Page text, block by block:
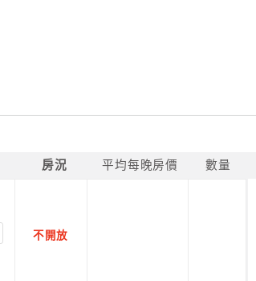
房況 平均每晚房價 數量
不開放